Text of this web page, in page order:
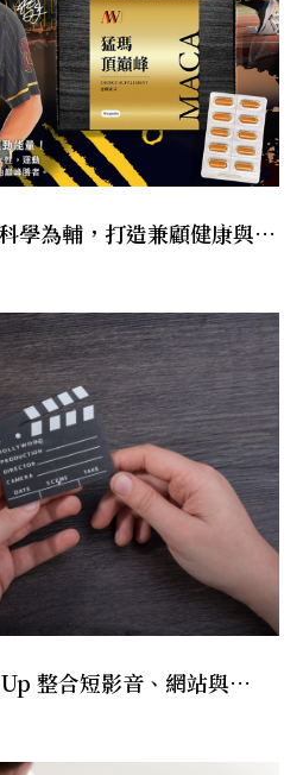
學為輔，打造兼顧健康與幸
整合短影音、網站與
換的數位行銷內容